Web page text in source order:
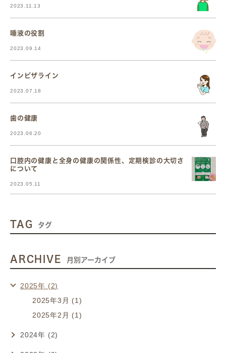
2023.11.13
唾液の役割
2023.09.14
インビザライン
2023.07.18
歯の健康
2023.06.20
口腔内の健康と全身の健康の関係性、定期検診の大切さ
について
2023.05.11
TAG タグ
ARCHIVE 月別アーカイブ
2025年 (2)
2025年3月 (1)
2025年2月 (1)
2024年 (2)